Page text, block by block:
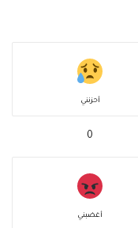
أحزنني
0
أغضبني